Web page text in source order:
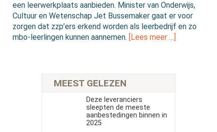
een leerwerkplaats aanbieden. Minister van Onderwijs,
Cultuur en Wetenschap Jet Bussemaker gaat er voor
zorgen dat zzp’ers erkend worden als leerbedrijf en zo
mbo-leerlingen kunnen aannemen.
[Lees meer …]
MEEST GELEZEN
Deze leveranciers
sleepten de meeste
aanbestedingen binnen in
2025